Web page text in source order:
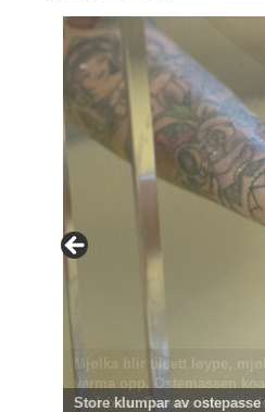
Store klumpar av